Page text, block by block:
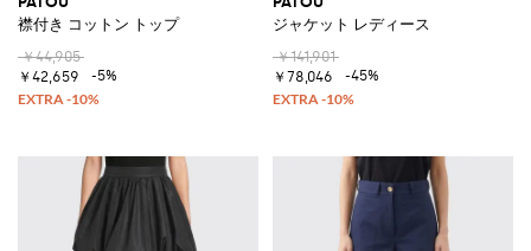
襟付き コットン トップ
￥44,905
￥42,659
-5%
ジャケット レディース
￥141,901
￥78,046
-45%